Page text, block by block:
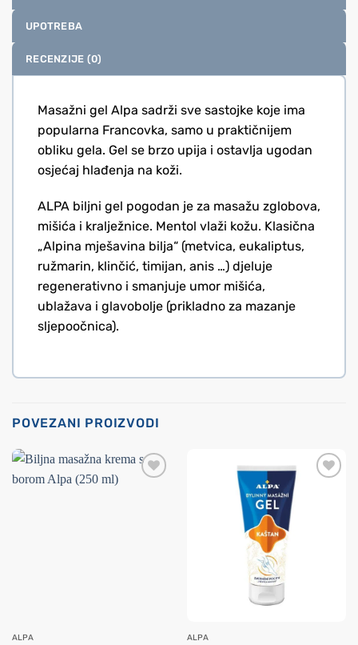
UPOTREBA
RECENZIJE (0)
Masažni gel Alpa sadrži sve sastojke koje ima
popularna Francovka, samo u praktičnijem
obliku gela. Gel se brzo upija i ostavlja ugodan
osjećaj hlađenja na koži.
ALPA biljni gel pogodan je za masažu zglobova,
mišića i kralježnice. Mentol vlaži kožu. Klasična
„Alpina mješavina bilja“ (metvica, eukaliptus,
ružmarin, klinčić, timijan, anis …) djeluje
regenerativno i smanjuje umor mišića,
ublažava i glavobolje (prikladno za mazanje
sljepoočnica).
POVEZANI PROIZVODI
ALPA ALPA